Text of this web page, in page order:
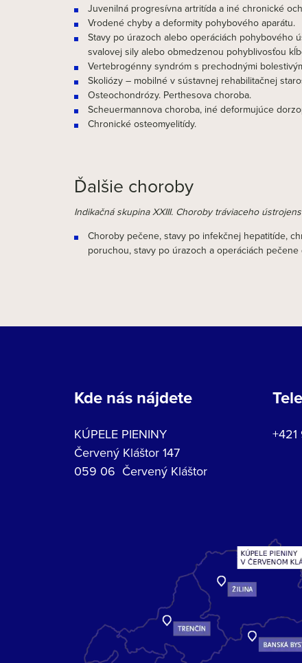
Juvenilná progresívna artritída a iné chronické
Vrodené chyby a deformity pohybového aparátu.
Stavy po úrazoch alebo operáciách pohybového
svalovej sily alebo obmedzenou pohyblivosťou
Vertebrogénny syndróm s prechodnými
Skoliózy – mobilné v sústavnej rehabilitačnej
Osteochondrózy. Perthesova choroba.
Scheuermannova choroba, iné deformujúce
Chronické osteomyelitídy.
Ďalšie choroby
Indikačná skupina XXIII. Choroby tráviaceho
Choroby pečene, stavy po infekčnej hepatitíde,
poruchou, stavy po úrazoch a operáciách
Kde nás nájdete
KÚPELE PIENINY
Červený Kláštor 147
059 06 Červený Kláštor